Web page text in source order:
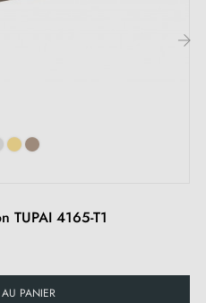
spéciale)
TUPAI 4165-T1
PANIER